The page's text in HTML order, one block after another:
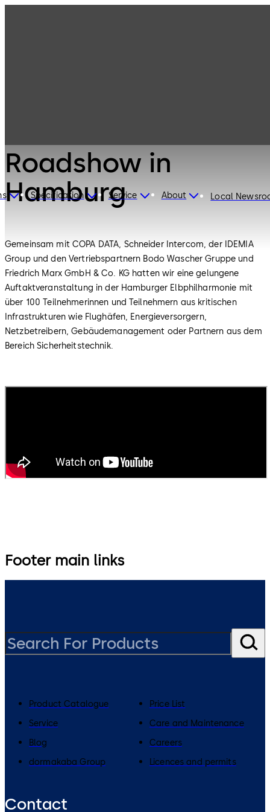
Specification Service About Local
Roadshow in
Hamburg
Gemeinsam mit COPA DATA, Schneider Intercom, der IDEMIA
Group und den Vertriebspartnern Bodo Wascher Gruppe und
Friedrich Marx GmbH & Co. KG hatten wir eine gelungene
Auftaktveranstaltung in der Hamburger Elbphilharmonie mit
über 100 Teilnehmerinnen und Teilnehmern aus kritischen
Infrastrukturen wie Flughäfen, Energieversorgern,
Netzbetreibern, Gebäudemanagement oder Partnern aus dem
Bereich Sicherheitstechnik.
Footer main links
Product Catalogue
Price List
Service
Care and Maintenance
Blog
Careers
dormakaba Group
Licences and permits
Contact